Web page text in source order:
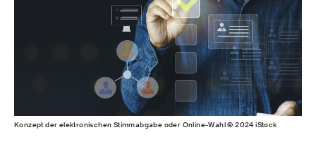
Konzept der elektronischen Stimmabgabe oder Online-Wahl © 2024 iStock